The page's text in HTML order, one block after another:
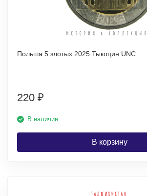
Польша 5 злотых 2025 Тыкоцин UNC
220 ₽
В наличии
В корзину